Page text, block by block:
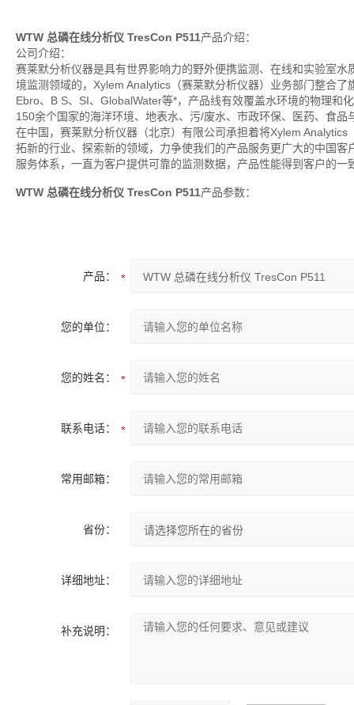
WTW 总磷在线分析仪 TresCon P511产品介绍：
公司介绍：
赛莱默分析仪器是具有世界影响力的野外便携监测、在线和实验室
境监测领域的，Xylem Analytics（赛莱默分析仪器）业务部门整合
Ebro、B S、SI、GlobalWater等*，产品线有效覆盖水环境的物理和
150余个国家的海洋环境、地表水、污/废水、市政环保、医药、食
在中国，赛莱默分析仪器（北京）有限公司承担着将Xylem
拓新的行业、探索新的领域，力争使我们的产品服务更广大的中国
服务体系，一直为客户提供可靠的监测数据，产品性能得到客户的一
WTW 总磷在线分析仪 TresCon P511产品参数：
产品：
您的单位：
您的姓名：
联系电话：
常用邮箱：
省份：
详细地址：
补充说明：